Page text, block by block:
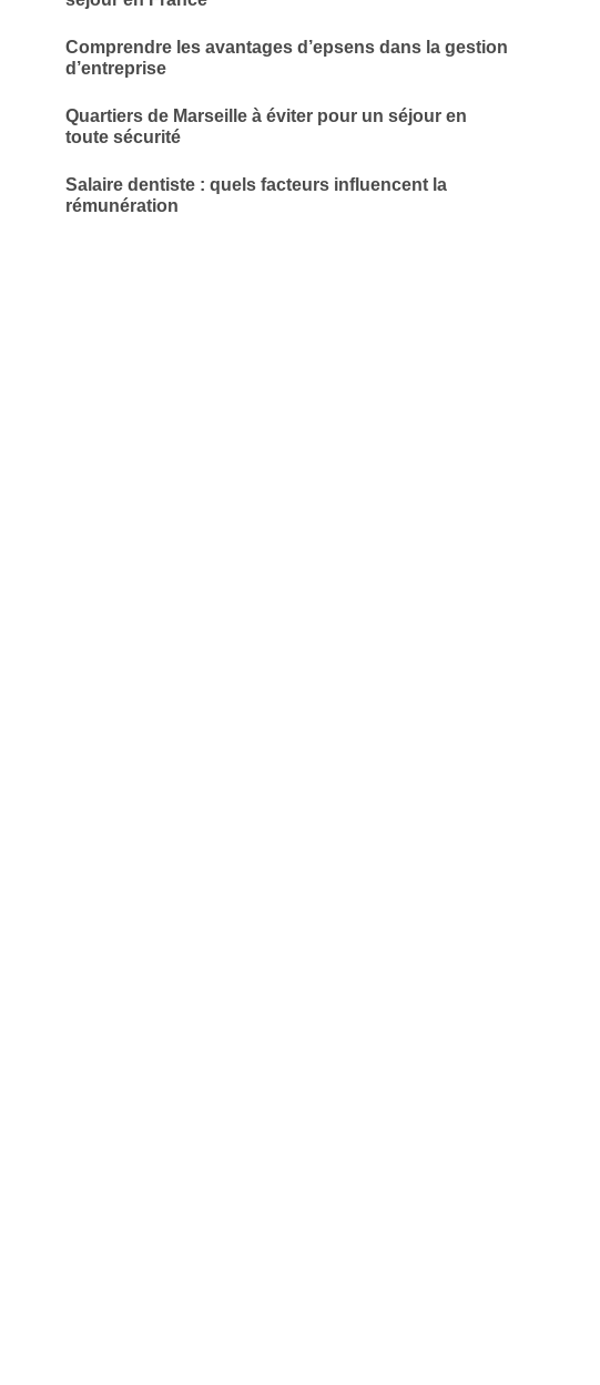
Comprendre les avantages d’epsens dans la gestion
d’entreprise
Quartiers de Marseille à éviter pour un séjour en
toute sécurité
Salaire dentiste : quels facteurs influencent la
rémunération